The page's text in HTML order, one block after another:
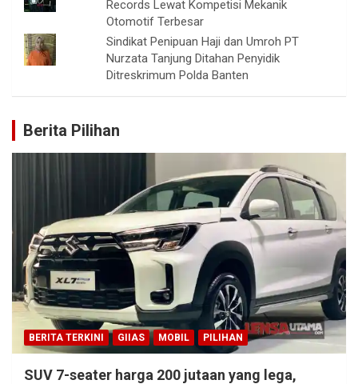
Records Lewat Kompetisi Mekanik
Otomotif Terbesar
Sindikat Penipuan Haji dan Umroh PT
Nurzata Tanjung Ditahan Penyidik
Ditreskrimum Polda Banten
Berita Pilihan
BERITA TERKINI GIIAS MOBIL PILIHAN
SUV 7-seater harga 200 jutaan yang lega,